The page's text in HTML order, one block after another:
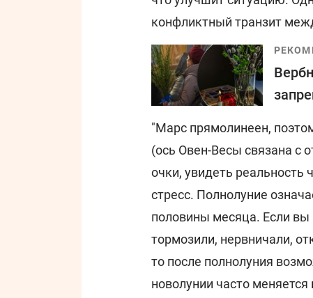
конфликтный транзит
"Марс прямолинеен,
(ось Овен-Весы связана с
очки, увидеть реальность
стресс. Полнолуние
половины месяца. Если вы
тормозили, нервничали,
то после полнолуния
новолунии часто